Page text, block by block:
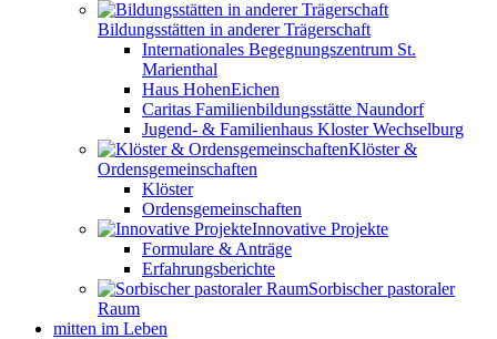
Bildungsstätten in anderer Trägerschaft
Internationales Begegnungszentrum St.
Marienthal
Haus HohenEichen
Caritas Familienbildungsstätte Naundorf
Jugend- & Familienhaus Kloster Wechselburg
Klöster &
Ordensgemeinschaften
Klöster
Ordensgemeinschaften
Innovative Projekte
Formulare & Anträge
Erfahrungsberichte
Sorbischer pastoraler
Raum
mitten im Leben